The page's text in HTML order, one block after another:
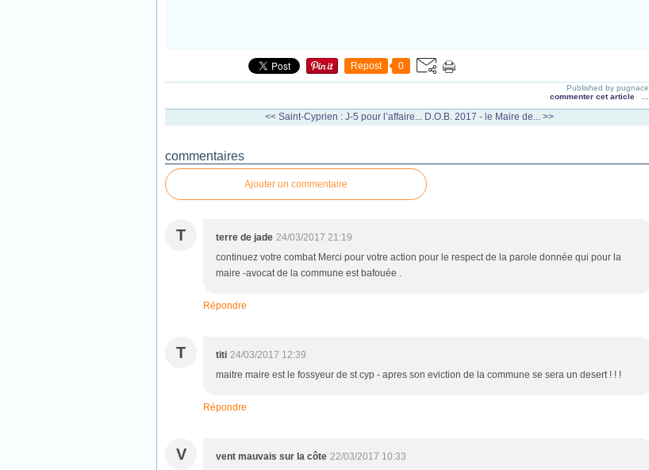
Repost 0
Published by pugnace
commenter cet article
<< Saint-Cyprien : J-5 pour l’affaire... D.O.B. 2017 - le Maire de... >>
commentaires
Ajouter un commentaire
T terre de jade 24/03/2017 21:19
continuez votre combat Merci pour votre action pour le respect de la parole donnée qui pour la
maire -avocat de la commune est bafouée .
Répondre
T titi 24/03/2017 12:39
maitre maire est le fossyeur de st cyp - apres son eviction de la commune se sera un desert ! ! !
Répondre
V vent mauvais sur la côte 22/03/2017 10:33